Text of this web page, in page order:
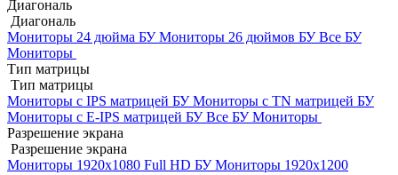
Диагональ
Диагональ
Мониторы 24 дюйма БУМониторы 26 дюймов БУВсе БУ
Мониторы
Тип матрицы
Тип матрицы
Мониторы с IPS матрицей БУМониторы с TN матрицей БУ
Мониторы с E-IPS матрицей БУВсе БУ Мониторы
Разрешение экрана
Разрешение экрана
Мониторы 1920x1080 Full HD БУМониторы 1920x1200